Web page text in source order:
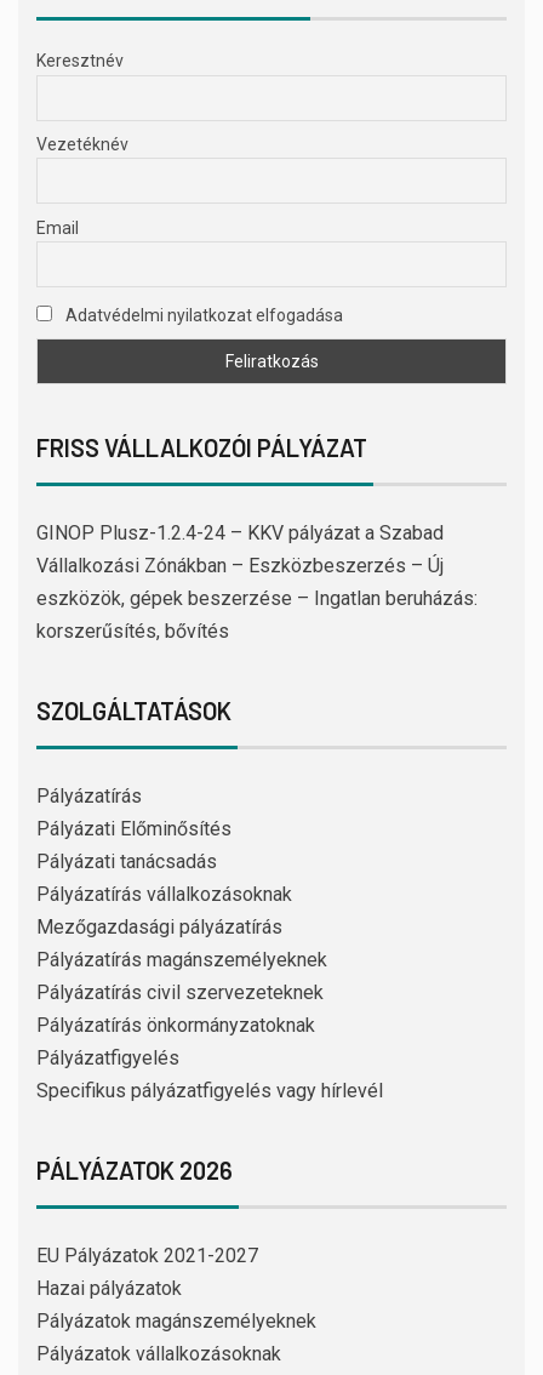
Keresztnév
Vezetéknév
Email
Adatvédelmi nyilatkozat elfogadása
FRISS VÁLLALKOZÓI PÁLYÁZAT
GINOP Plusz-1.2.4-24 – KKV pályázat a Szabad
Vállalkozási Zónákban – Eszközbeszerzés – Új
eszközök, gépek beszerzése – Ingatlan beruházás:
korszerűsítés, bővítés
SZOLGÁLTATÁSOK
Pályázatírás
Pályázati Előminősítés
Pályázati tanácsadás
Pályázatírás vállalkozásoknak
Mezőgazdasági pályázatírás
Pályázatírás magánszemélyeknek
Pályázatírás civil szervezeteknek
Pályázatírás önkormányzatoknak
Pályázatfigyelés
Specifikus pályázatfigyelés vagy hírlevél
PÁLYÁZATOK 2026
EU Pályázatok 2021-2027
Hazai pályázatok
Pályázatok magánszemélyeknek
Pályázatok vállalkozásoknak